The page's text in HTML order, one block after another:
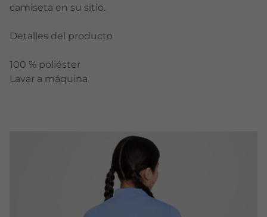
camiseta en su sitio.
Detalles del producto
100 % poliéster
Lavar a máquina